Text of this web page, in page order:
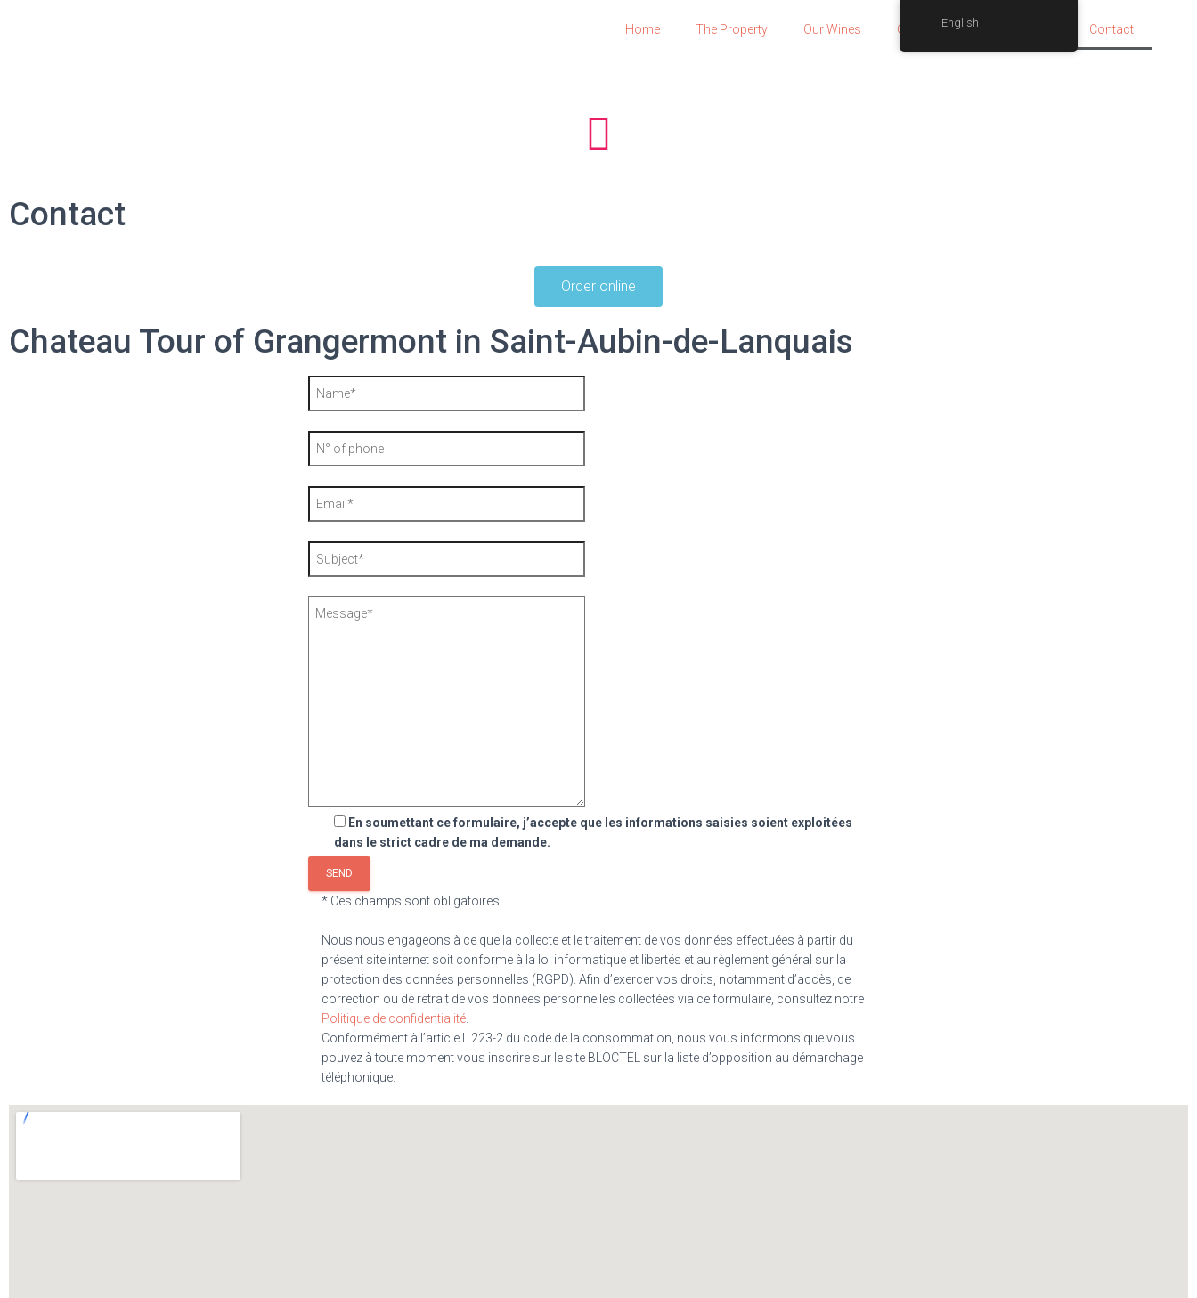
Home The Property Our Wines Our Awards Contact
Contact
Order online
Chateau Tour of Grangermont in Saint-Aubin-de-Lanquais
En soumettant ce formulaire, j’accepte que les informations saisies soient exploitées
dans le strict cadre de ma demande.
* Ces champs sont obligatoires
Nous nous engageons à ce que la collecte et le traitement de vos données effectuées à partir du
présent site internet soit conforme à la loi informatique et libertés et au règlement général sur la
protection des données personnelles (RGPD). Afin d’exercer vos droits, notamment d’accès, de
correction ou de retrait de vos données personnelles collectées via ce formulaire, consultez notre
Politique de confidentialité
Conformément à l’article L 223-2 du code de la consommation, nous vous informons que vous
pouvez à toute moment vous inscrire sur le site BLOCTEL sur la liste d’opposition au démarchage
téléphonique.
English